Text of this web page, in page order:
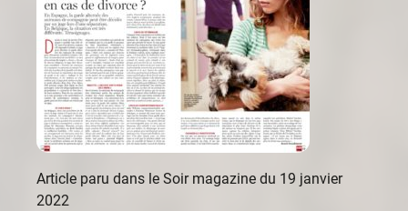
Article paru dans le Soir magazine du 19 janvier
2022